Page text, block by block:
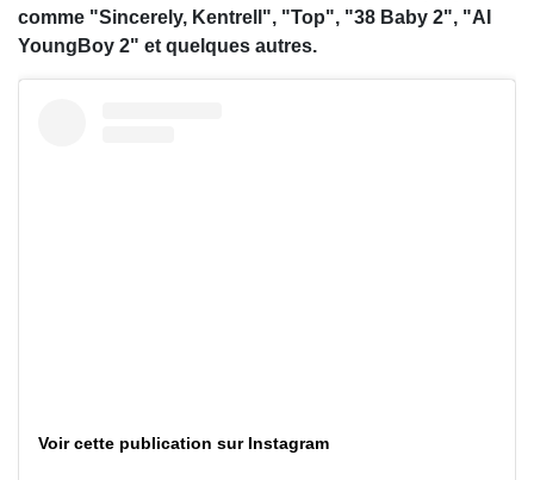
comme "Sincerely, Kentrell", "Top", "38 Baby 2", "AI
YoungBoy 2" et quelques autres.
Voir cette publication sur Instagram